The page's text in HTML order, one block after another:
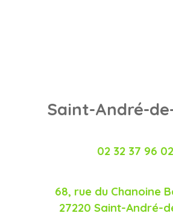
Saint-André-
02 32 37 96 02
68, rue du Chanoine
27220 Saint-André-